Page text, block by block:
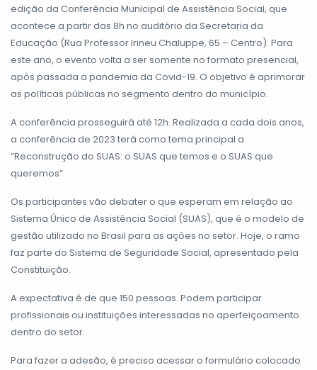
edição da Conferência Municipal de Assistência Social, que
acontece a partir das 8h no auditório da Secretaria da
Educação (Rua Professor Irineu Chaluppe, 65 – Centro). Para
este ano, o evento volta a ser somente no formato presencial,
após passada a pandemia da Covid-19. O objetivo é aprimorar
as políticas públicas no segmento dentro do município.
A conferência prosseguirá até 12h. Realizada a cada dois anos,
a conferência de 2023 terá como tema principal a
“Reconstrução do SUAS: o SUAS que temos e o SUAS que
queremos”.
Os participantes vão debater o que esperam em relação ao
Sistema Único de Assistência Social (SUAS), que é o modelo de
gestão utilizado no Brasil para as ações no setor. Hoje, o ramo
faz parte do Sistema de Seguridade Social, apresentado pela
Constituição.
A expectativa é de que 150 pessoas. Podem participar
profissionais ou instituições interessadas no aperfeiçoamento
dentro do setor.
Para fazer a adesão, é preciso acessar o formulário colocado